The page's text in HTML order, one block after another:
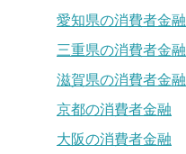
愛知県の消費者金融
三重県の消費者金融
滋賀県の消費者金融
京都の消費者金融
大阪の消費者金融